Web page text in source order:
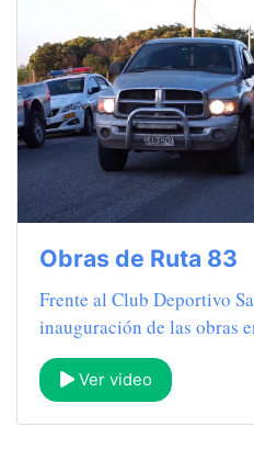
Obras de Ruta 83
Frente al Club Deportivo
inauguración de las obras
Ver video